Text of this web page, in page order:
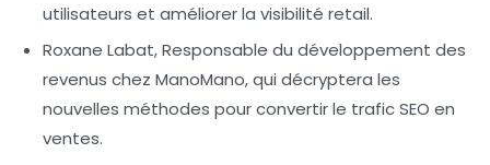
utilisateurs et améliorer la visibilité retail.
Roxane Labat, Responsable du développement des
revenus chez ManoMano, qui décryptera les
nouvelles méthodes pour convertir le trafic SEO en
ventes.